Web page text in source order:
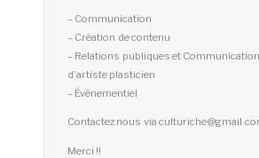
– Communication
– Création de contenu
– Relations publiques et
d’artiste plasticien
– Événementiel
Contactez nous via
Merci !!